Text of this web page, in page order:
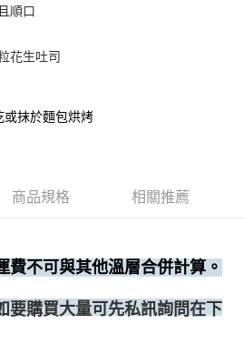
上)免運費
上)免運費
順口
花生吐司
或抹於麵包烘烤
商品規格 相關推薦
費不可與其他溫層合併計算。
要購買大量可先私訊詢問在下